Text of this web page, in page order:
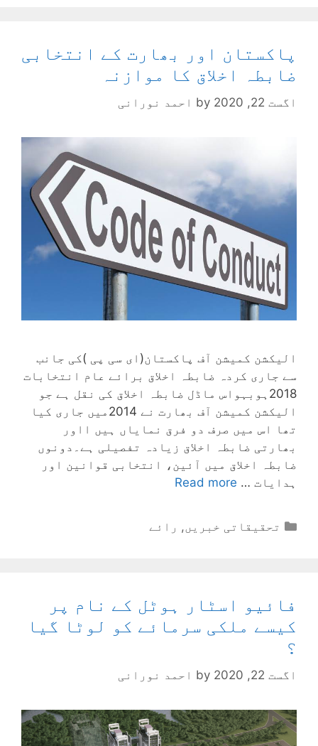
پاکستان اور بھارت کے انتخابی
ضابطہ اخلاق کا موازنہ
اگست 22, 2020 by احمد نورانی
الیکشن کمیشن آف پاکستان(ای سی پی )کی جانب
سے جاری کردہ ضابطہ اخلاق برائے عام انتخابات
2018ہوبہواس ماڈل ضابطہ اخلاق کی نقل ہے جو
الیکشن کمیشن آف بھارت نے 2014میں جاری کیا
تھا اس میں صرف دو فرق نمایاں ہیں ااور
بھارتی ضابطہ اخلاق زیادہ تفصیلی ہے۔دونوں
ضابطہ اخلاق میں آئین، انتخابی قوانین اور
ہدایات … Read more
Categories
تحقیقاتی خبریں, رائے
فائیو اسٹار ہوٹل کے نام پر
کیسے ملکی سرمائے کو لوٹا گیا
؟
اگست 22, 2020 by احمد نورانی